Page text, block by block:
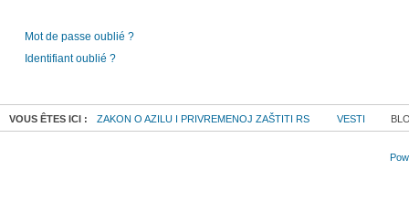
Mot de passe oublié ?
Identifiant oublié ?
VOUS ÊTES ICI : ZAKON O AZILU I PRIVREMENOJ ZAŠTITI RS VESTI